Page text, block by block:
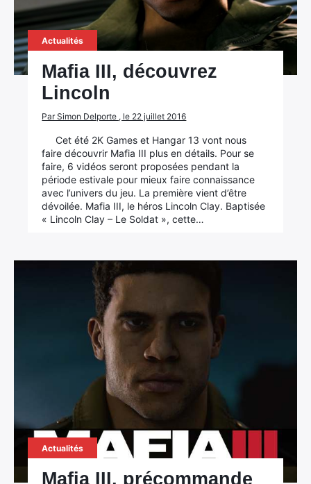
Actualités
Mafia III, découvrez
Lincoln
Par Simon Delporte , le 22 juillet 2016
Cet été 2K Games et Hangar 13 vont nous
faire découvrir Mafia III plus en détails. Pour se
faire, 6 vidéos seront proposées pendant la
période estivale pour mieux faire connaissance
avec l’univers du jeu. La première vient d’être
dévoilée. Mafia III, le héros Lincoln Clay. Baptisée
« Lincoln Clay – Le Soldat », cette…
Actualités
Mafia III, précommande